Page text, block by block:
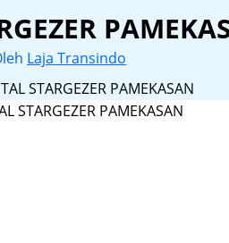
Laja Transindo
STARGEZER PAMEKASAN
STARGEZER PAMEKASAN